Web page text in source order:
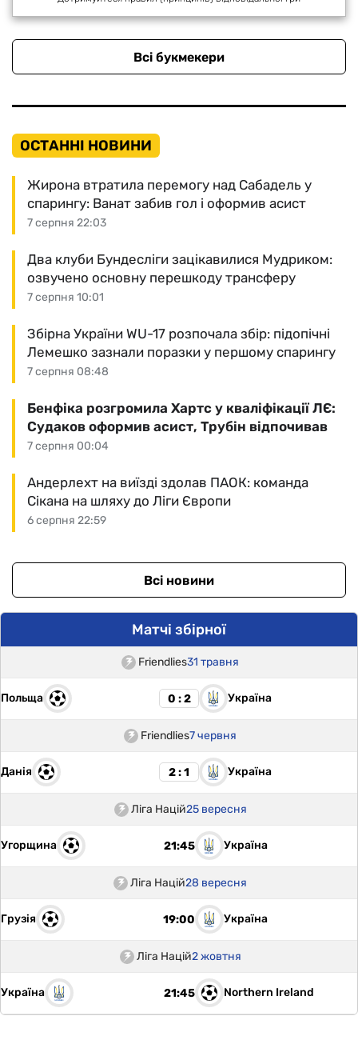
Всі букмекери
ОСТАННІ НОВИНИ
7 серпня 22:03
Жирона втратила перемогу над Сабадель у
спарингу: Ванат забив гол і оформив асист
7 серпня 10:01
Два клуби Бундесліги зацікавилися Мудриком:
озвучено основну перешкоду трансферу
7 серпня 08:48
Збірна України WU-17 розпочала збір: підопічні
Лемешко зазнали поразки у першому спарингу
7 серпня 00:04
Бенфіка розгромила Хартс у кваліфікації ЛЄ:
Судаков оформив асист, Трубін відпочивав
6 серпня 22:59
Андерлехт на виїзді здолав ПАОК: команда
Сікана на шляху до Ліги Європи
Всі новини
Матчі збірної
Friendlies31 травня
Польща 0 : 2 Україна
Friendlies7 червня
Данія 2 : 1 Україна
Ліга Націй25 вересня
Угорщина 21:45 Україна
Ліга Націй28 вересня
Грузія 19:00 Україна
Ліга Націй2 жовтня
Україна 21:45 Northern Ireland